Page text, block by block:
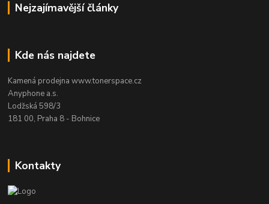
Nejzajímavější články
Kde nás najdete
Kamená prodejna www.tonerspace.cz
Anyphone a.s.
Lodžská 598/3
181 00, Praha 8 - Bohnice
Kontakty